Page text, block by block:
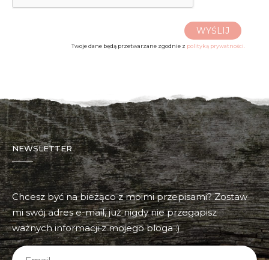
WYŚLIJ
Twoje dane będą przetwarzane zgodnie z polityką prywatności.
NEWSLETTER
Chcesz być na bieżąco z moimi przepisami? Zostaw
mi swój adres e-mail, już nigdy nie przegapisz
ważnych informacji z mojego bloga :)